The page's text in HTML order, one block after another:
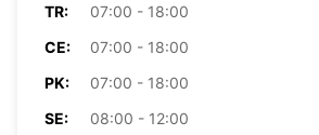
TR:
07:00 - 18:00
CE:
07:00 - 18:00
PK:
07:00 - 18:00
SE:
08:00 - 12:00